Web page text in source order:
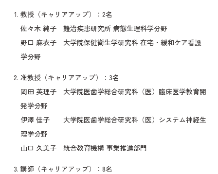
教授（キャリアアップ）：2名
佐々木 純子 難治疾患研究所 病態生理科学分野
野口 麻衣子 大学院保健衛生学研究科 在宅・緩和ケア看護
学分野
准教授（キャリアアップ）：3名
岡田 英理子 大学院医歯学総合研究科（医）臨床医学教育開
発学分野
伊澤 佳子 大学院医歯学総合研究科（医）システム神経生
理学分野
山口 久美子 統合教育機構 事業推進部門
講師（キャリアアップ）：8名